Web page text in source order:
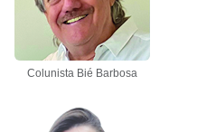
Colunista Bié Barbosa